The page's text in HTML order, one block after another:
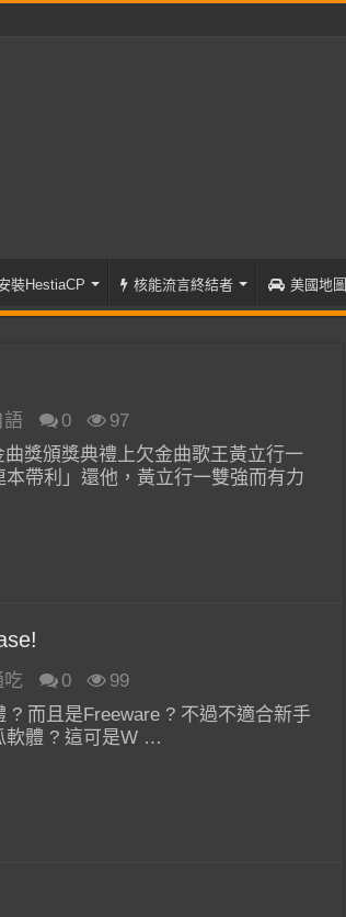
裝HestiaCP 核能流言終結者 美國地圖
語 0
97
獎頒獎典禮上欠金曲歌王黃立行一
帶利」還他，黃立行一雙強而有力
吃 0
99
? 而且是Freeware ? 不過不適合新手
軟體 ? 這可是W …